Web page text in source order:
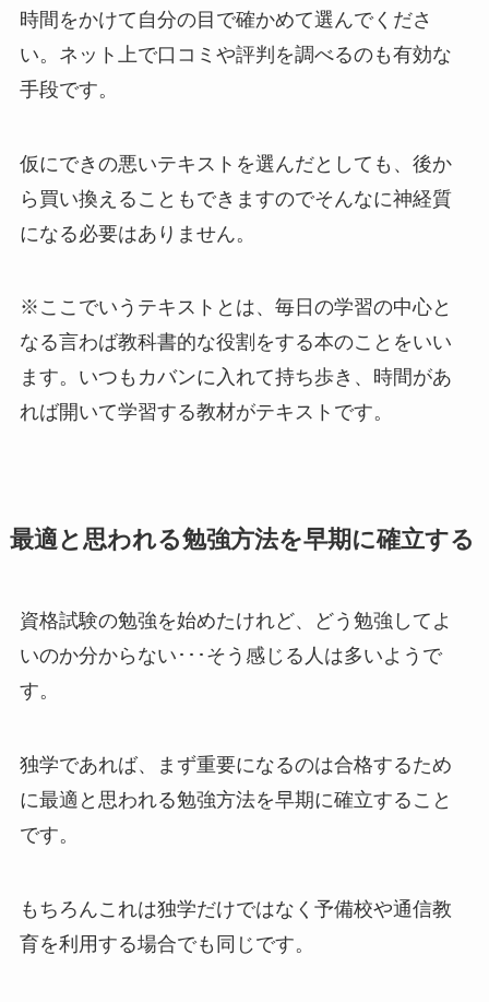
時間をかけて自分の目で確かめて選んでくださ
い。ネット上で口コミや評判を調べるのも有効な
手段です。
仮にできの悪いテキストを選んだとしても、後か
ら買い換えることもできますのでそんなに神経質
になる必要はありません。
※ここでいうテキストとは、毎日の学習の中心と
なる言わば教科書的な役割をする本のことをいい
ます。いつもカバンに入れて持ち歩き、時間があ
れば開いて学習する教材がテキストです。
最適と思われる勉強方法を早期に確立する
資格試験の勉強を始めたけれど、どう勉強してよ
いのか分からない･･･そう感じる人は多いようで
す。
独学であれば、まず重要になるのは合格するため
に最適と思われる勉強方法を早期に確立すること
です。
もちろんこれは独学だけではなく予備校や通信教
育を利用する場合でも同じです。